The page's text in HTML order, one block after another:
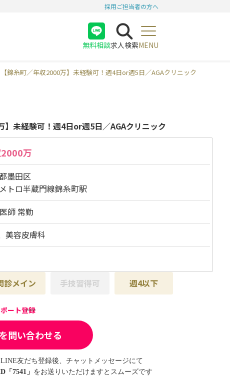
採用ご担当者の方へ
無料相談
医師
求人検索MENU
【錦糸町／年収2000万】未経験可！週4日or週5日／AGAクリニック
】未経験可！週4日or週5日／AGAクリニック
万
墨田区
トロ半蔵門線錦糸町駅
師 常勤
美容皮膚科
診メイン 手技習得可 週4以下
ート登録
問い合わせる
友だち登録後、チャットメッセージにて
「7541」 をお送りいただけますとスムーズです